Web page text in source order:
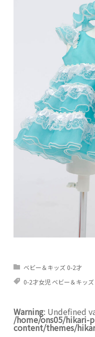
ベビー＆キッズ 0-2才
0-2才女児 ベビー＆キッズ
Warning: Undefined
/home/ons05/
content/themes/